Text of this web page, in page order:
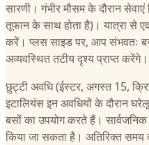
सारणी। गंभीर मौसम के दौरान
तूफान के साथ होता है)। यात्रा से
करें। प्लस साइड पर, आप संभवतः
अव्यवस्थित तटीय दृश्य प्राप्त करेंगे।
छुट्टी अवधि (ईस्टर, अगस्त 15,
इटालियंस इन अवधियों के दौरान
बसों का उपयोग करते हैं।
किया जा सकता है। अतिरिक्त समय